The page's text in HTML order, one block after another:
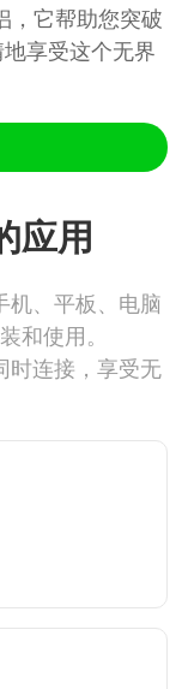
，它帮助您突破
享受这个无界
应用
机、平板、电脑
和使用。
时连接，享受无